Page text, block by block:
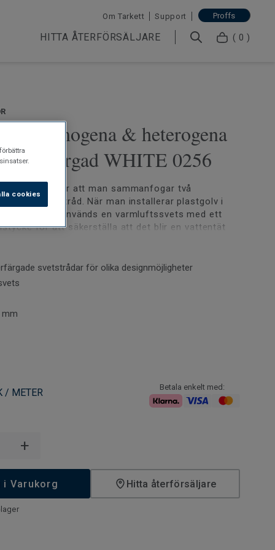
Om Tarkett Support Proffs
HITTA ÅTERFÖRSÄLJARE ( 0 )
- Homogena & heterogena
| Enfärgad WHITE 0256
innebär att man sammanfogar två
med en svetstråd. När man installerar plastgolv i
utrymmen används en varmluftssvets med ett
för att säkerställa att det blir en vattentät
med svetstråd är lätta att hålla rena
inte fastnar i skarvarna mellan golven. Våra svetstrådar
färger. De kan framhäva, kontrastrera, dölja eller gå ton
svetstrådar för olika designmöjligheter
mm
/ METER Betala enkelt med:
+
i Varukorg Hitta återförsäljare
cookies